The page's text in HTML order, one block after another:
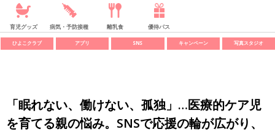
育児グッズ 病気・予防接種 離乳食 優待パス
ひよこクラブ アプリ SNS キャンペーン 写真スタジオ
「眠れない、働けない、孤独」…医療的ケア児
を育てる親の悩み。SNSで応援の輪が広がり、